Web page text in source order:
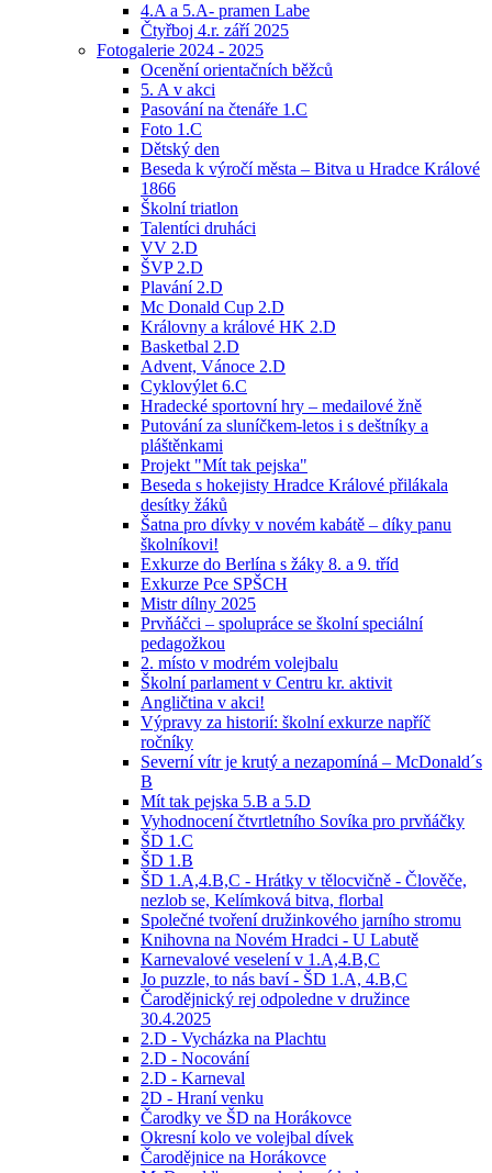
4.A a 5.A- pramen Labe
Čtyřboj 4.r. září 2025
Fotogalerie 2024 - 2025
Ocenění orientačních běžců
5. A v akci
Pasování na čtenáře 1.C
Foto 1.C
Dětský den
Beseda k výročí města – Bitva u Hradce Králové
1866
Školní triatlon
Talentíci druháci
VV 2.D
ŠVP 2.D
Plavání 2.D
Mc Donald Cup 2.D
Královny a králové HK 2.D
Basketbal 2.D
Advent, Vánoce 2.D
Cyklovýlet 6.C
Hradecké sportovní hry – medailové žně
Putování za sluníčkem-letos i s deštníky a
pláštěnkami
Projekt "Mít tak pejska"
Beseda s hokejisty Hradce Králové přilákala
desítky žáků
Šatna pro dívky v novém kabátě – díky panu
školníkovi!
Exkurze do Berlína s žáky 8. a 9. tříd
Exkurze Pce SPŠCH
Mistr dílny 2025
Prvňáčci – spolupráce se školní speciální
pedagožkou
2. místo v modrém volejbalu
Školní parlament v Centru kr. aktivit
Angličtina v akci!
Výpravy za historií: školní exkurze napříč
ročníky
Severní vítr je krutý a nezapomíná – McDonald´s
B
Mít tak pejska 5.B a 5.D
Vyhodnocení čtvrtletního Sovíka pro prvňáčky
ŠD 1.C
ŠD 1.B
ŠD 1.A,4.B,C - Hrátky v tělocvičně - Člověče,
nezlob se, Kelímková bitva, florbal
Společné tvoření družinkového jarního stromu
Knihovna na Novém Hradci - U Labutě
Karnevalové veselení v 1.A,4.B,C
Jo puzzle, to nás baví - ŠD 1.A, 4.B,C
Čarodějnický rej odpoledne v družince
30.4.2025
2.D - Vycházka na Plachtu
2.D - Nocování
2.D - Karneval
2D - Hraní venku
Čarodky ve ŠD na Horákovce
Okresní kolo ve volejbal dívek
Čarodějnice na Horákovce